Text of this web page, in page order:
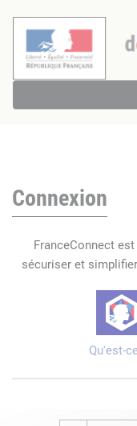
Connexion
FranceConnect
sécuriser et
Qu'est-